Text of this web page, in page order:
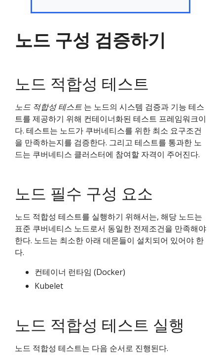
노드 구성 검증하기
노드 적합성 테스트
노드 적합성 테스트 는 노드의 시스템 검증과 기능 테스
트를 제공하기 위해 컨테이너화된 테스트 프레임워크이
다. 테스트는 노드가 쿠버네티스를 위한 최소 요구조건
을 만족하는지를 검증한다. 그리고 테스트를 통과한 노
드는 쿠버네티스 클러스터에 참여할 자격이 주어진다.
노드 필수 구성 요소
노드 적합성 테스트를 실행하기 위해서는, 해당 노드는
표준 쿠버네티스 노드로서 동일한 전제조건을 만족해야
한다. 노드는 최소한 아래 데몬들이 설치되어 있어야 한
다.
컨테이너 런타임 (Docker)
Kubelet
노드 적합성 테스트 실행
노드 적합성 테스트는 다음 순서로 진행된다.